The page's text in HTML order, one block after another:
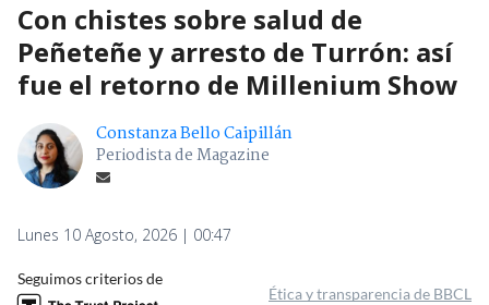
Con chistes sobre salud de
Peñeteñe y arresto de Turrón: así
fue el retorno de Millenium Show
Constanza Bello Caipillán
Periodista de Magazine
Lunes 10 Agosto, 2026 | 00:47
Seguimos criterios de
Ética y transparencia de BBCL